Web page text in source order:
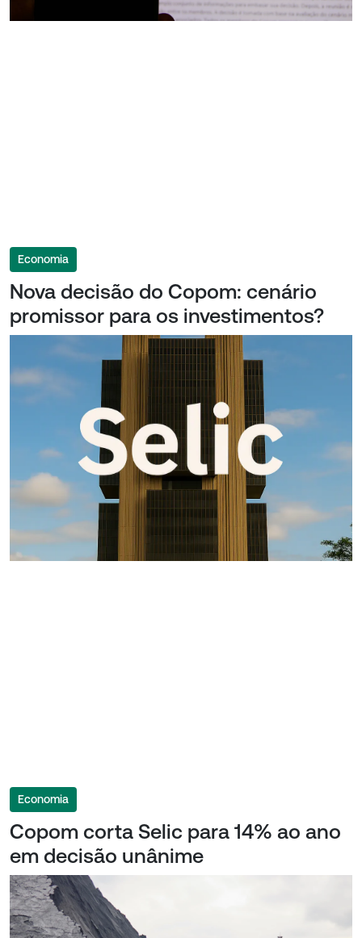
Economia
Nova decisão do Copom: cenário
promissor para os investimentos?
Economia
Copom corta Selic para 14% ao ano
em decisão unânime